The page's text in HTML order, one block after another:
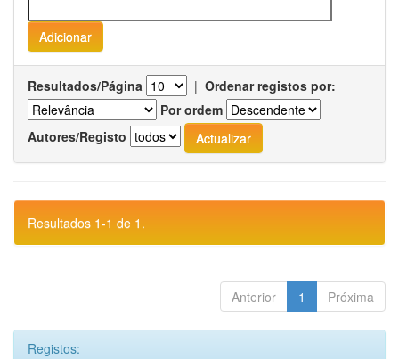
Resultados/Página | Ordenar registos por:
Por ordem
Autores/Registo
Resultados 1-1 de 1.
Anterior 1 Próxima
Registos: